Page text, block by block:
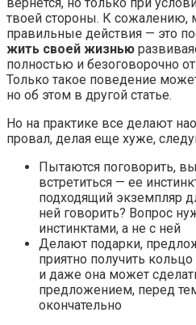
твоей стороны. К сожалению,
правильные действия — это
жить своей жизнью
полностью и безоговорочно
Только такое поведение
но об этом в другой статье.
Но на практике все делают
провал, делая еще хуже,
Пытаются поговорить,
встретиться — ее
подходящий экземпляр
ней говорить? Вопрос
инстинктами, а не с ней
Делают подарки,
приятно получить
и даже она может
предложением, перед
окончательно